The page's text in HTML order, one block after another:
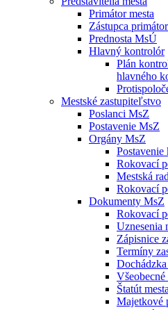
Primátor mesta
Zástupca
Prednosta MsÚ
Hlavný kontrolór
Plán
hlavného
Mestské zastupiteľstvo
Poslanci MsZ
Postavenie MsZ
Orgány MsZ
Rokovací
Mestská
Rokovací
Dokumenty MsZ
Rokovací
Uznesenia
Zápisnice
Termíny
Všeobecné
Štatút mesta
Majetkové